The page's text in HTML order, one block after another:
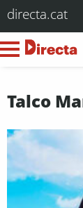
directa.cat
Talco